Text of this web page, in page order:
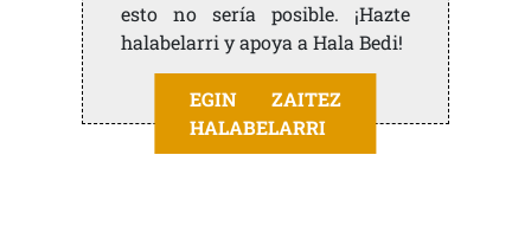
esto no sería posible. ¡Hazte
halabelarri y apoya a Hala Bedi!
EGIN ZAITEZ
HALABELARRI